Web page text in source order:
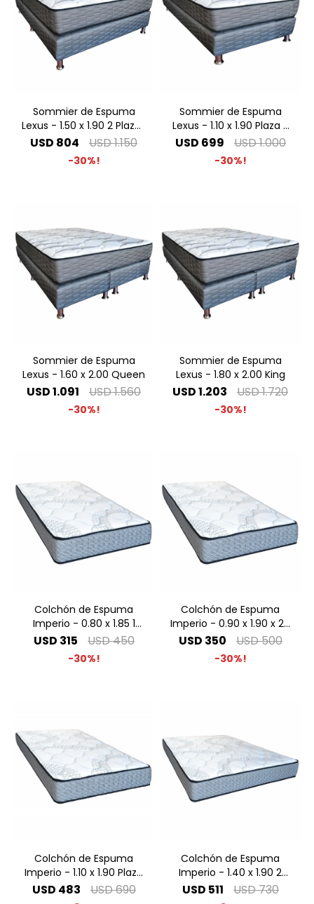
Sommier de Espuma
Lexus - 1.50 x 1.90 2 Plazas
Especial
USD 804 USD1.150
30
Sommier de Espuma
Lexus - 1.10 x 1.90 Plaza y
Media
USD 699 USD1.000
30
Sommier de Espuma
Lexus - 1.60 x 2.00 Queen
USD1.091 USD1.560
30
Sommier de Espuma
Lexus - 1.80 x 2.00 King
USD1.203 USD1.720
30
Colchón de Espuma
Imperio - 0.80 x 1.85 1
Plaza
USD 315 USD450
30
Colchón de Espuma
Imperio - 0.90 x 1.90 x 24
1 Plaza
USD 350 USD500
30
Colchón de Espuma
Imperio - 1.10 x 1.90 Plaza
y Media
USD 483 USD690
Colchón de Espuma
Imperio - 1.40 x 1.90 2
Plazas
USD 511 USD730